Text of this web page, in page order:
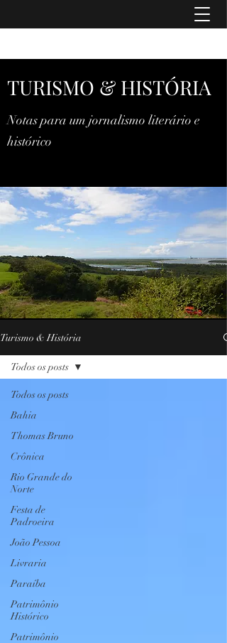
TURISMO & HISTÓRIA
Notas para um jornalismo literário e
histórico
Turismo & História
Todos os posts
Bahia
Thomas Bruno
Crônica
Rio Grande do
Norte
Festa de
Padroeira
João Pessoa
Livraria
Paraíba
Patrimônio
Histórico
Patrimônio
Todos os posts